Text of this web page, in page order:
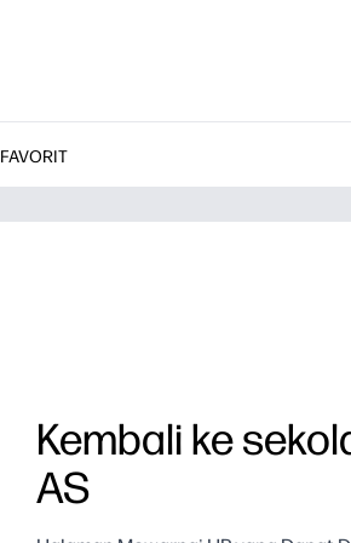
FAVORIT
Kembali ke
AS